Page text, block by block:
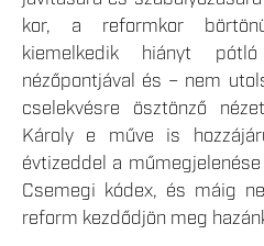
kor, a reformkor
kiemelkedik hiányt
nézőpontjával és – nem
cselekvésre ösztönző
Károly e műve is
évtizeddel a
Csemegi kódex, és máig
reform kezdődjön meg